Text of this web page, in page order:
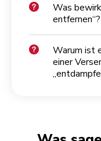
Was
Warum ist
einer